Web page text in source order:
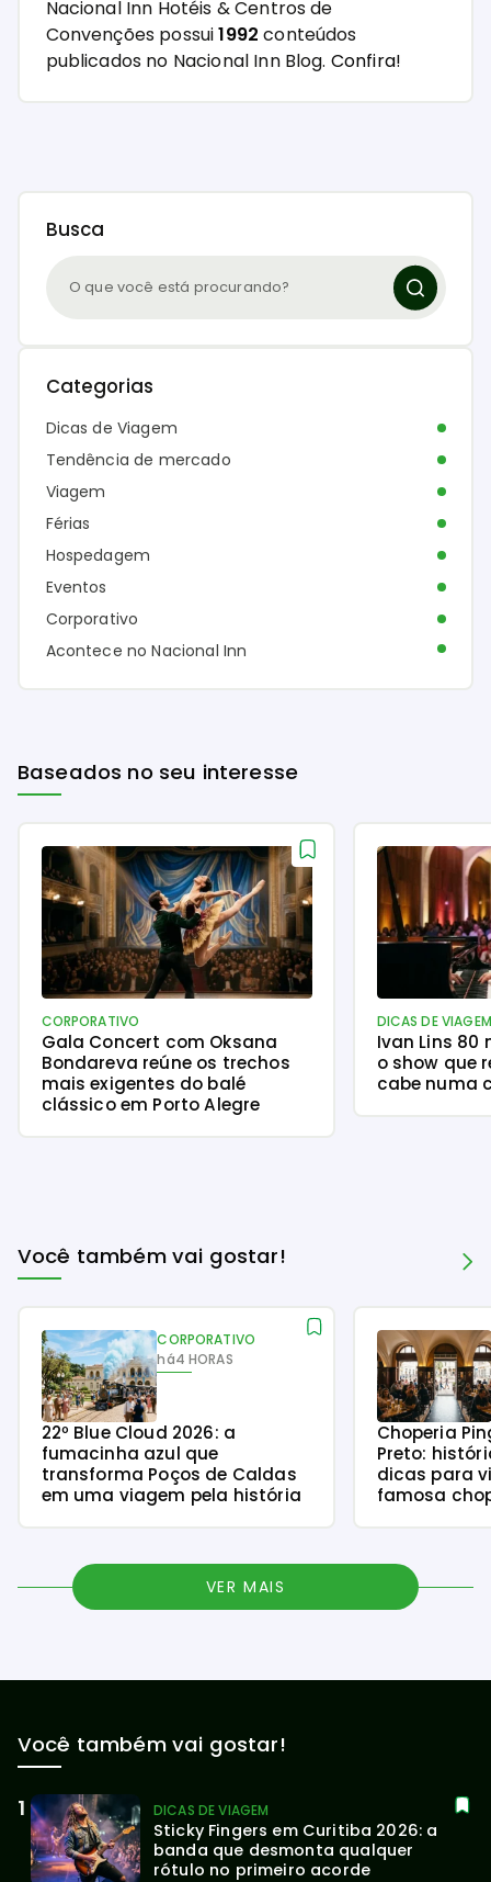
Nacional Inn Hotéis & Centros de
Convenções possui1992 conteúdos
publicados no Nacional Inn Blog. Confira!
Busca
Categorias
Dicas de Viagem
Tendência de mercado
Viagem
Férias
Hospedagem
Eventos
Corporativo
Acontece no Nacional Inn
Baseados no seu interesse
CORPORATIVO
Gala Concert com Oksana
Bondareva reúne os trechos
mais exigentes do balé
clássico em Porto Alegre
DICAS DE VIAGEM
Ivan Lins 80
o show que
cabe numa
Você também vai gostar!
CORPORATIVO
há4 HORAS
22º Blue Cloud 2026: a
fumacinha azul que
transforma Poços de Caldas
em uma viagem pela história
Choperia
Preto:
dicas para
famosa
VER MAIS
Você também vai gostar!
DICAS DE VIAGEM
Sticky Fingers em Curitiba 2026: a
banda que desmonta qualquer
rótulo no primeiro acorde